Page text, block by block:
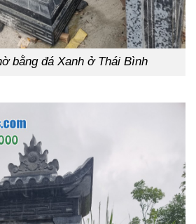
bằng đá Xanh ở Thái Bình